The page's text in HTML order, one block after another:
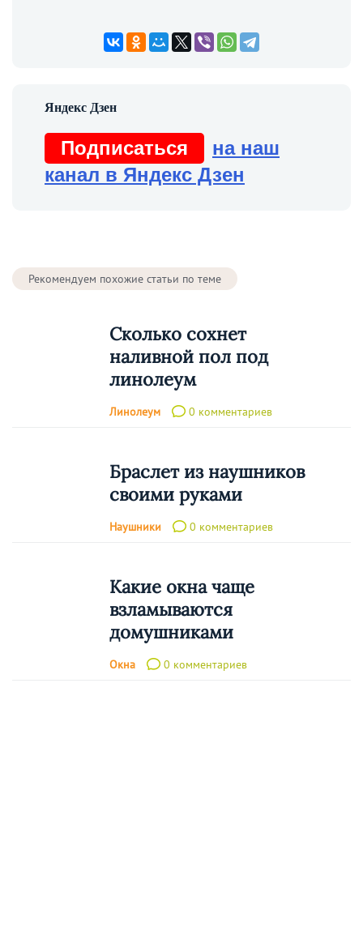
Подписаться
на наш
канал в Яндекс Дзен
Рекомендуем похожие статьи по теме
Сколько сохнет
наливной пол под
линолеум
Линолеум 0 комментариев
Браслет из наушников
своими руками
Наушники 0 комментариев
Какие окна чаще
взламываются
домушниками
Окна 0 комментариев